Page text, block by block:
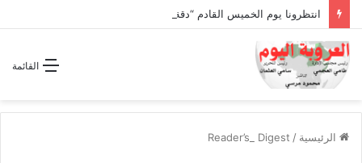
القائمة
الرئيسية /
Reader’s_ Digest